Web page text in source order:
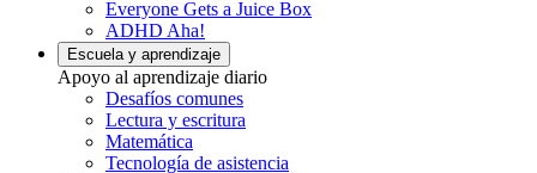
Everyone Gets a Juice Box
ADHD Aha!
Escuela y aprendizaje
Apoyo al aprendizaje diario
Desafíos comunes
Lectura y escritura
Matemática
Tecnología de asistencia